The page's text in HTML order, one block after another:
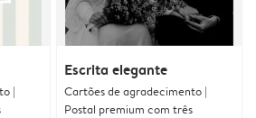
|
Escrita elegante
Cartões de agradecimento |
Postal premium com três